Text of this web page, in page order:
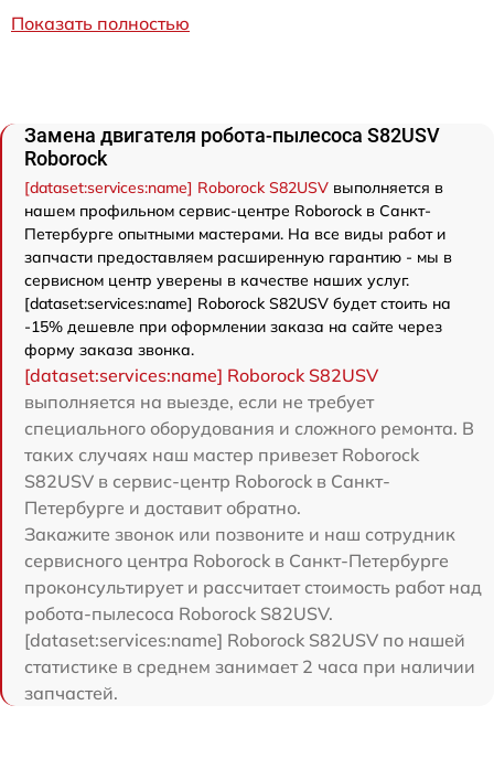
Показать полностью
Замена двигателя робота-пылесоса S82USV
Roborock
[dataset:services:name] Roborock S82USV выполняется в
нашем профильном сервис-центре Roborock в Санкт-
Петербурге опытными мастерами. На все виды работ и
запчасти предоставляем расширенную гарантию - мы в
сервисном центр уверены в качестве наших услуг.
[dataset:services:name] Roborock S82USV будет стоить на
-15% дешевле при оформлении заказа на сайте через
форму заказа звонка.
[dataset:services:name] Roborock S82USV
выполняется на выезде, если не требует
специального оборудования и сложного ремонта. В
таких случаях наш мастер привезет Roborock
S82USV в сервис-центр Roborock в Санкт-
Петербурге и доставит обратно.
Закажите звонок или позвоните и наш сотрудник
сервисного центра Roborock в Санкт-Петербурге
проконсультирует и рассчитает стоимость работ над
робота-пылесоса Roborock S82USV.
[dataset:services:name] Roborock S82USV по нашей
статистике в среднем занимает 2 часа при наличии
запчастей.